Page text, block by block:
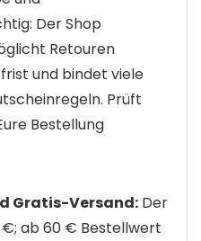
Der Shop
Retouren
und bindet viele
Prüft
Bestellung
Gratis-Versand: Der
ab 60 € Bestellwert